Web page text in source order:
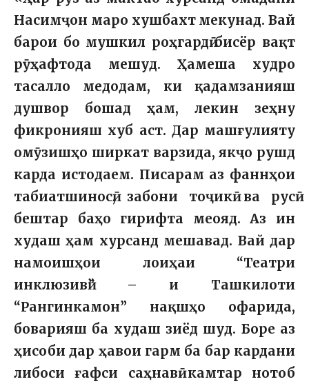
Насимҷон маро хушбахт мекунад. Вай
барои бо мушкил роҳгардӣ бисёр вақт
рӯҳафтода мешуд. Ҳамеша худро
тасалло медодам, ки қадамзанияш
душвор бошад ҳам, лекин зеҳну
фикронияш хуб аст. Дар машғулияту
омӯзишҳо ширкат варзида, якҷо рушд
карда истодаем. Писарам аз фаннҳои
табиатшиносӣ, забони тоҷикӣ ва русӣ
бештар баҳо гирифта меояд. Аз ин
худаш ҳам хурсанд мешавад. Вай дар
намоишҳои лоиҳаи “Театри
инклюзивӣ” – и Ташкилоти
“Рангинкамон” нақшҳо офарида,
боварияш ба худаш зиёд шуд. Боре аз
ҳисоби дар ҳавои гарм ба бар кардани
либоси ғафси саҳнавӣ камтар нотоб